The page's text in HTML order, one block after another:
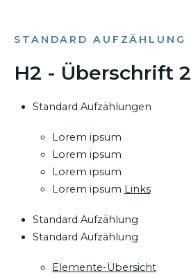
STANDARD AUFZÄHLUNG
H2 - Überschrift 2
Standard Aufzählungen
Lorem ipsum
Lorem ipsum
Lorem ipsum
Lorem ipsum Links
Standard Aufzählung
Standard Aufzählung
Elemente-Übersicht